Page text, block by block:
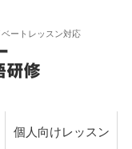
ートレッスン対応
個人向けレッスン